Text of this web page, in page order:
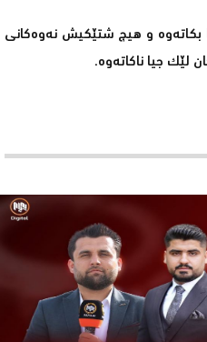
بكاتەوە و هیچ شتێكیش نەوەكانی
جیا ناكاتەوە.